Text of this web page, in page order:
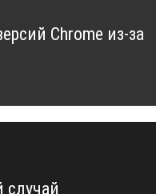
Chrome из-за